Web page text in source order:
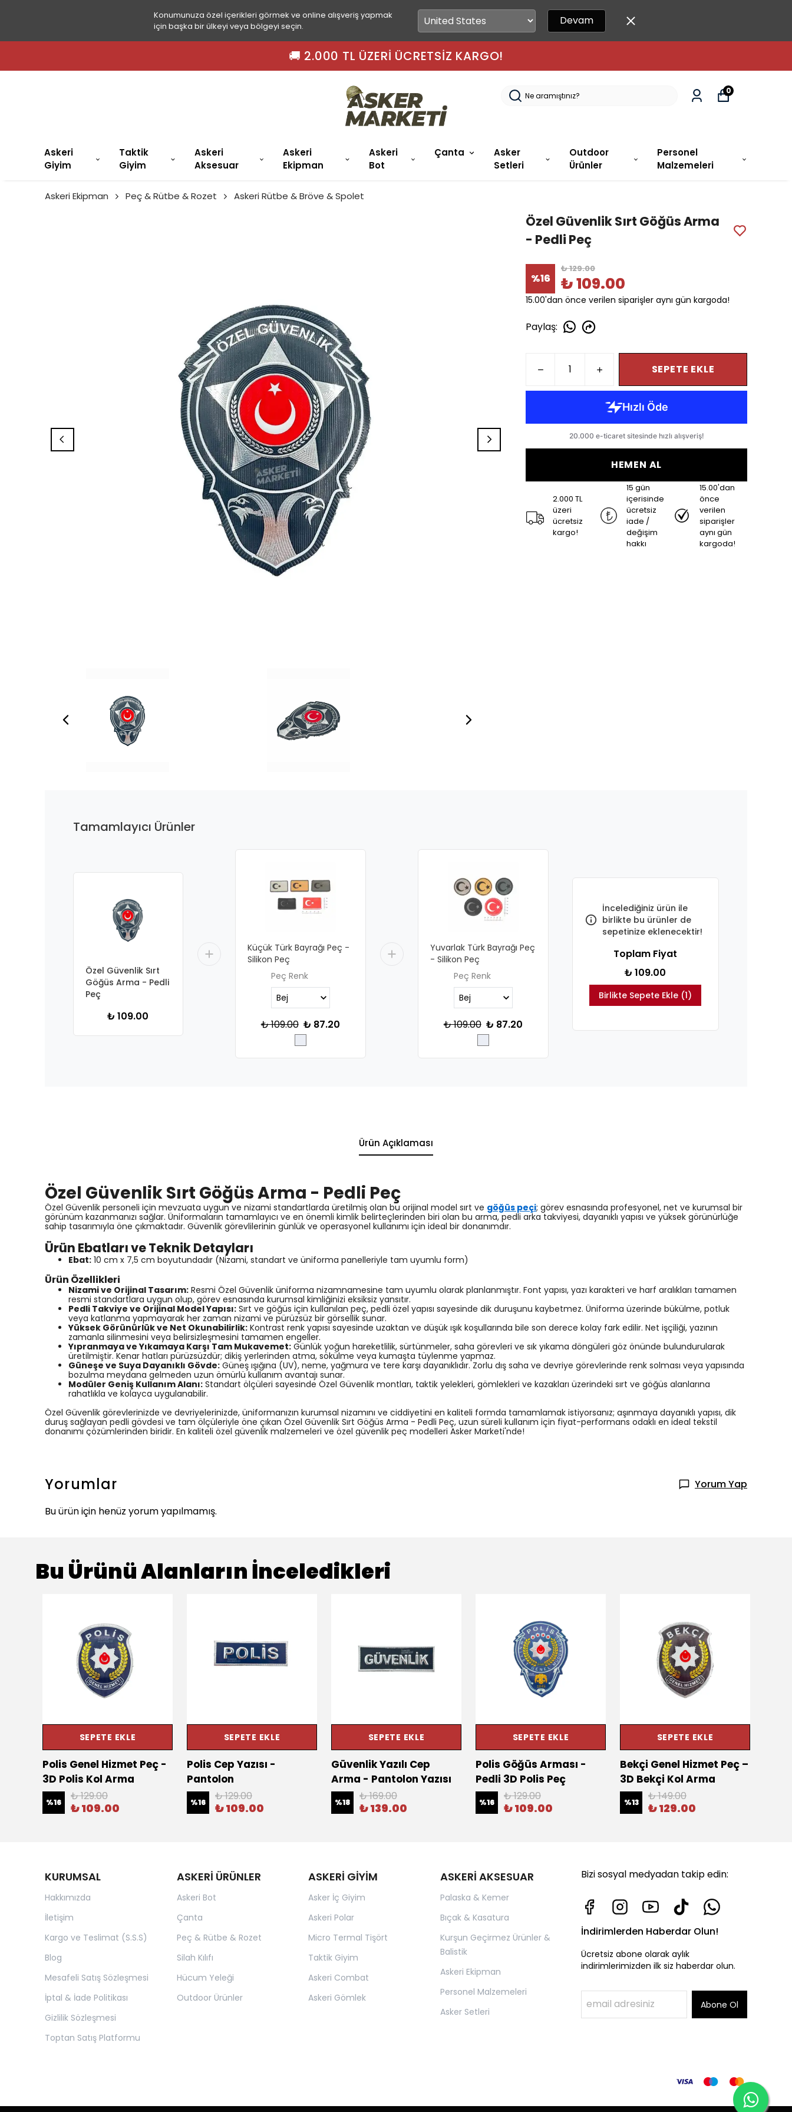
Konumunuza özel içerikleri görmek ve online alışveriş yapmak
için başka bir ülkeyi veya bölgeyi seçin.
Devam
Askeri
Giyim
Taktik
Giyim
Askeri
Aksesuar
Askeri
Ekipman
Askeri
Bot
Çanta
Asker
Setleri
Outdoor
Ürünler
Personel
Malzemeleri
0
Askeri Ekipman Peç & Rütbe & Rozet Askeri Rütbe & Bröve & Spolet
Özel Güvenlik Sırt Göğüs Arma
- Pedli Peç
%16
₺ 129.00
₺ 109.00
15.00'dan önce verilen siparişler aynı gün kargoda!
Paylaş:
SEPETE EKLE
HEMEN AL
2.000 TL
üzeri
ücretsiz
kargo!
15 gün
içerisinde
ücretsiz
iade /
değişim
hakkı
15.00'dan
önce
verilen
siparişler
aynı gün
kargoda!
Tamamlayıcı Ürünler
Özel Güvenlik Sırt
Göğüs Arma - Pedli
Peç
₺ 109.00
Küçük Türk Bayrağı Peç -
Silikon Peç
Peç Renk
₺ 109.00 ₺ 87.20
Yuvarlak Türk Bayrağı Peç
- Silikon Peç
Peç Renk
₺ 109.00 ₺ 87.20
İncelediğiniz ürün ile
birlikte bu ürünler de
sepetinize eklenecektir!
Toplam Fiyat
₺ 109.00
Birlikte Sepete Ekle (1)
Ürün Açıklaması
Özel Güvenlik Sırt Göğüs Arma - Pedli Peç
Özel Güvenlik personeli için mevzuata uygun ve nizami standartlarda üretilmiş olan bu orijinal model sırt ve göğüs peçi; görev esnasında profesyonel, net ve kurumsal bir
görünüm kazanmanızı sağlar. Üniformaların tamamlayıcı ve en önemli kimlik belirteçlerinden biri olan bu arma, pedli arka takviyesi, dayanıklı yapısı ve yüksek görünürlüğe
sahip tasarımıyla öne çıkmaktadır. Güvenlik görevlilerinin günlük ve operasyonel kullanımı için ideal bir donanımdır.
Ürün Ebatları ve Teknik Detayları
Ebat: 10 cm x 7,5 cm boyutundadır (Nizami, standart ve üniforma panelleriyle tam uyumlu form)
Ürün Özellikleri
Nizami ve Orijinal Tasarım: Resmi Özel Güvenlik üniforma nizamnamesine tam uyumlu olarak planlanmıştır. Font yapısı, yazı karakteri ve harf aralıkları tamamen
resmi standartlara uygun olup, görev esnasında kurumsal kimliğinizi eksiksiz yansıtır.
Pedli Takviye ve Orijinal Model Yapısı: Sırt ve göğüs için kullanılan peç, pedli özel yapısı sayesinde dik duruşunu kaybetmez. Üniforma üzerinde bükülme, potluk
veya katlanma yapmayarak her zaman nizami ve pürüzsüz bir görsellik sunar.
Yüksek Görünürlük ve Net Okunabilirlik: Kontrast renk yapısı sayesinde uzaktan ve düşük ışık koşullarında bile son derece kolay fark edilir. Net işçiliği, yazının
zamanla silinmesini veya belirsizleşmesini tamamen engeller.
Yıpranmaya ve Yıkamaya Karşı Tam Mukavemet: Günlük yoğun hareketlilik, sürtünmeler, saha görevleri ve sık yıkama döngüleri göz önünde bulundurularak
üretilmiştir. Kenar hatları pürüzsüzdür; dikiş yerlerinden atma, sökülme veya kumaşta tüylenme yapmaz.
Güneşe ve Suya Dayanıklı Gövde: Güneş ışığına (UV), neme, yağmura ve tere karşı dayanıklıdır. Zorlu dış saha ve devriye görevlerinde renk solması veya yapısında
bozulma meydana gelmeden uzun ömürlü kullanım avantajı sunar.
Modüler Geniş Kullanım Alanı: Standart ölçüleri sayesinde Özel Güvenlik montları, taktik yelekleri, gömlekleri ve kazakları üzerindeki sırt ve göğüs alanlarına
rahatlıkla ve kolayca uygulanabilir.
Özel Güvenlik görevlerinizde ve devriyelerinizde, üniformanızın kurumsal nizamını ve ciddiyetini en kaliteli formda tamamlamak istiyorsanız; aşınmaya dayanıklı yapısı, dik
duruş sağlayan pedli gövdesi ve tam ölçüleriyle öne çıkan Özel Güvenlik Sırt Göğüs Arma - Pedli Peç, uzun süreli kullanım için fiyat-performans odaklı en ideal tekstil
donanımı çözümlerinden biridir. En kaliteli özel güvenlik malzemeleri ve özel güvenlik peç modelleri Asker Marketi'nde!
Yorumlar
Yorum Yap
Bu ürün için henüz yorum yapılmamış.
Bu Ürünü Alanların İnceledikleri
SEPETE EKLE
Polis Genel Hizmet Peç -
3D Polis Kol Arma
%16 ₺ 129.00
₺ 109.00
SEPETE EKLE
Polis Cep Yazısı -
Pantolon
%16 ₺ 129.00
₺ 109.00
SEPETE EKLE
Güvenlik Yazılı Cep
Arma - Pantolon Yazısı
%18 ₺ 169.00
₺ 139.00
SEPETE EKLE
Polis Göğüs Arması -
Pedli 3D Polis Peç
%16 ₺ 129.00
₺ 109.00
SEPETE EKLE
Bekçi Genel Hizmet Peç –
3D Bekçi Kol Arma
%13 ₺ 149.00
₺ 129.00
KURUMSAL
Hakkımızda
İletişim
Kargo ve Teslimat (S.S.S)
Blog
Mesafeli Satış Sözleşmesi
İptal & İade Politikası
Gizlilik Sözleşmesi
Toptan Satış Platformu
ASKERİ ÜRÜNLER
Askeri Bot
Çanta
Peç & Rütbe & Rozet
Silah Kılıfı
Hücum Yeleği
Outdoor Ürünler
ASKERİ GİYİM
Asker İç Giyim
Askeri Polar
Micro Termal Tişört
Taktik Giyim
Askeri Combat
Askeri Gömlek
ASKERİ AKSESUAR
Palaska & Kemer
Bıçak & Kasatura
Kurşun Geçirmez Ürünler &
Balistik
Askeri Ekipman
Personel Malzemeleri
Asker Setleri
Bizi sosyal medyadan takip edin:
İndirimlerden Haberdar Olun!
Ücretsiz abone olarak aylık
indirimlerimizden ilk siz haberdar olun.
Abone Ol